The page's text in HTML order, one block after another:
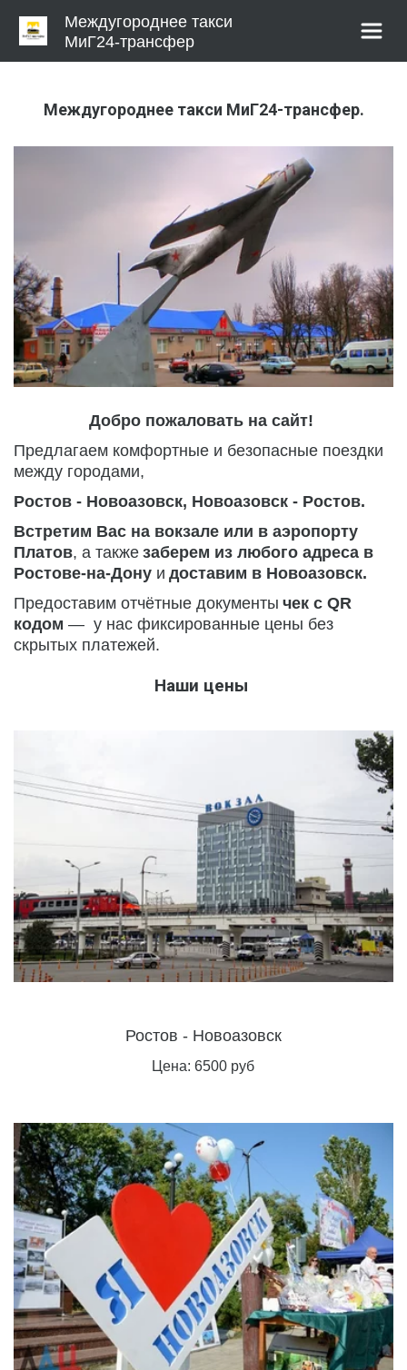
Междугороднее такси
МиГ24-трансфер
Междугороднее такси МиГ24-трансфер.
Добро пожаловать на сайт!
Предлагаем комфортные и безопасные поездки
между городами,
Ростов - Новоазовск, Новоазовск - Ростов.
Встретим Вас на вокзале или в аэропорту
Платов, а также заберем из любого адреса в
Ростове-на-Дону и доставим в Новоазовск.
Предоставим отчётные документы чек с QR
кодом —  у нас фиксированные цены без
скрытых платежей.
Наши цены
Ростов - Новоазовск
Цена: 6500 руб